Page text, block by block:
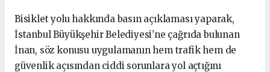
Bisiklet yolu hakkında basın açıklaması yaparak,
İstanbul Büyükşehir Belediyesi’ne çağrıda bulunan
İnan, söz konusu uygulamanın hem trafik hem de
güvenlik açısından ciddi sorunlara yol açtığını